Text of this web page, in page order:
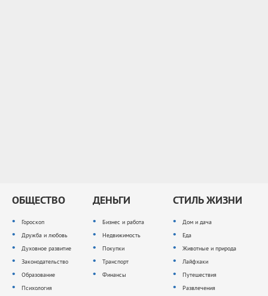
ОБЩЕСТВО
Гороскоп
Дружба и любовь
Духовное развитие
Законодательство
Образование
Психология
ДЕНЬГИ
Бизнес и работа
Недвижимость
Покупки
Транспорт
Финансы
СТИЛЬ ЖИЗНИ
Дом и дача
Еда
Животные и природа
Лайфхаки
Путешествия
Развлечения